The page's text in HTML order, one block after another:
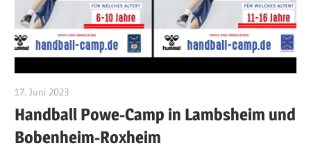
17. Juni 2023
Handball Powe-Camp in Lambsheim und
Bobenheim-Roxheim